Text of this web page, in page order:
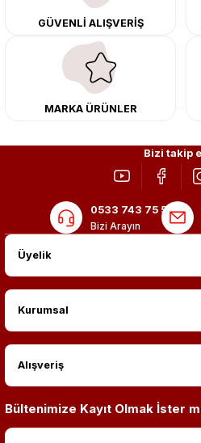
Tüm ürünlerimiz orijinal, dayanıklı ve
merkezimizde profesyonel montaj
kargo ile teslimat gerçekleştiriyoruz.
adres: Egzoz Sepeti.
GÜVENLİ ALIŞVERİŞ
MARKA ÜRÜNLER
Bizi takip
0533 743 75 56
Bizi Arayın
Üyelik
Kurumsal
Alışveriş
Bültenimize Kayıt Olmak İster